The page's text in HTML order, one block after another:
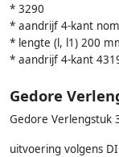
* 3290
* aandrijf 4-kant
* lengte (l, l1) 200
* aandrijf 4-kant
Gedore
Gedore Verlengstuk
uitvoering volgens